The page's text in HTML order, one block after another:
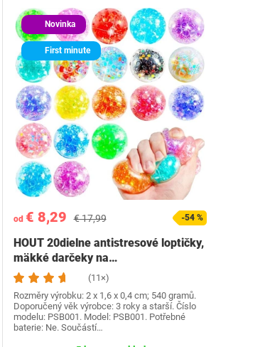
Novinka
First minute
od € 8,29 € 17,99 -54 %
HOUT 20dielne antistresové loptičky,
mäkké darčeky na…
(11×)
Rozměry výrobku: 2 x 1,6 x 0,4 cm; 540 gramů.
Doporučený věk výrobce: 3 roky a starší. Číslo
modelu: PSB001. Model: PSB001. Potřebné
baterie: Ne. Součástí…